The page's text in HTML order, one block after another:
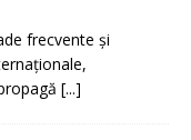
frecvente și
[...]